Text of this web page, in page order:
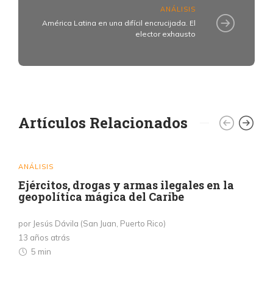
ANÁLISIS
América Latina en una difícil encrucijada. El
elector exhausto
Artículos Relacionados
ANÁLISIS
Ejércitos, drogas y armas ilegales en la
geopolítica mágica del Caribe
por Jesús Dávila (San Juan, Puerto Rico)
13 años atrás
5 min